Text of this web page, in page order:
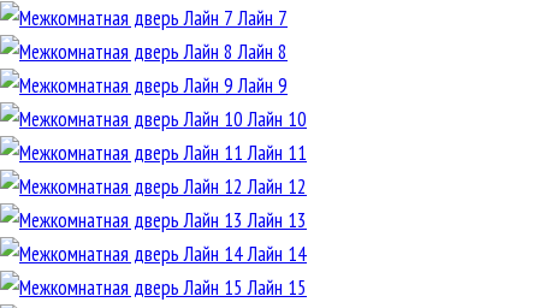
Лайн 7
Лайн 8
Лайн 9
Лайн 10
Лайн 11
Лайн 12
Лайн 13
Лайн 14
Лайн 15